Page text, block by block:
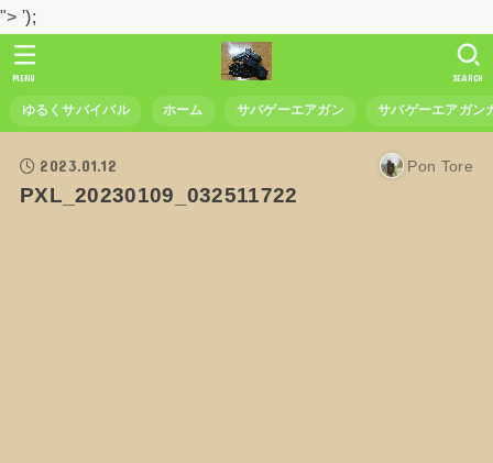
"> ');
ゆるくサバイバル ホーム サバゲーエアガン サバゲーエアガン
SEARCH
MENU
2023.01.12 Pon Tore
PXL_20230109_032511722